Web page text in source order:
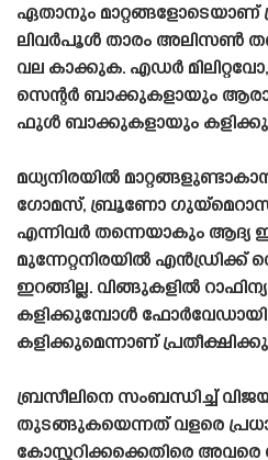
ഏതാനും മാറ്റങ്ങളോടെയാണ്
ലിവർപൂൾ താരം അലിസൺ
വല കാക്കുക. എഡർ
സെന്റർ ബാക്കുകളായും
ഫുൾ ബാക്കുകളായും
മധ്യനിരയിൽ
ഗോമസ്, ബ്രൂണോ ഗുയ്മെറാസ്,
എന്നിവർ തന്നെയാകും ആദ്യ
മുന്നേറ്റനിരയിൽ എൻഡ്രിക്ക്
ഇറങ്ങില്ല. വിങ്ങുകളിൽ
കളിക്കുമ്പോൾ
കളിക്കുമെന്നാണ്
ബ്രസീലിനെ സംബന്ധിച്ച്
തുടങ്ങുകയെന്നത് വളരെ
കോസ്റ്ററിക്കക്കെതിരെ